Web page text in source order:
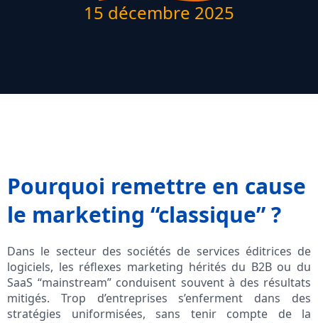
15 décembre 2025
Pourquoi remettre en cause
le marketing “classique” ?
Dans le secteur des sociétés de services éditrices de
logiciels, les réflexes marketing hérités du B2B ou du
SaaS “mainstream” conduisent souvent à des résultats
mitigés. Trop d’entreprises s’enferment dans des
stratégies uniformisées, sans tenir compte de la